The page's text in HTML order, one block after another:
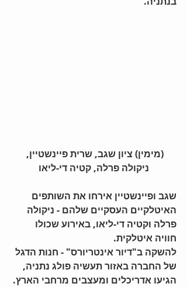
(מימין) ציון שגב, שרית פיינשטיין,
ניקולה פרלה, קטיה די-ליאו
שגב ופיינשטיין אירחו את השותפים
האיטלקיים העסקיים שלהם - ניקולה
פרלה וקטיה די-ליאו, באירוע שכולו
חוויה איטלקית.
להשקה ב"דיור אינטריורס" - חנות הדגל
של החברה באזור תעשיה פולג נתניה,
הגיעו אדריכלים ומעצבים מרחבי הארץ.